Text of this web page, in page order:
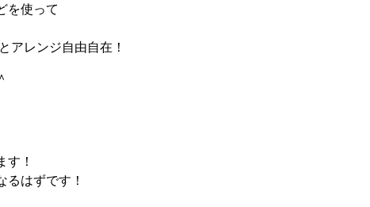
を使って
アレンジ自由自在！
！
はずです！